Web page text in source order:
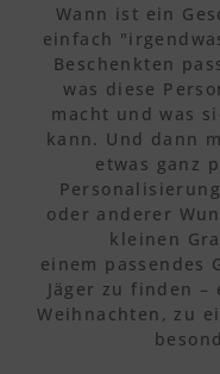
Wann ist ein
einfach
Beschenkten
was diese
macht und was
kann. Und dann
etwas ganz
oder anderer
kleinen
einem passendes
Jäger zu finden –
Weihnachten, zu